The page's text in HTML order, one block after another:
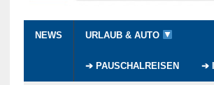
NEWS URLAUB & AUTO
➔ PAUSCHALREISEN ➔